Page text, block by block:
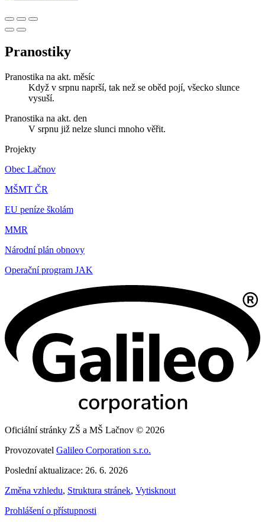
Pranostiky
Pranostika na akt. měsíc
Když v srpnu naprší, tak než se oběd pojí, všecko slunce
vysuší.
Pranostika na akt. den
V srpnu již nelze slunci mnoho věřit.
Projekty
Obec Lačnov
MŠMT ČR
EU peníze školám
MMR
Národní plán obnovy
Operační program JAK
Oficiální stránky ZŠ a MŠ Lačnov © 2026
Provozovatel Galileo Corporation s.r.o.
Poslední aktualizace: 26. 6. 2026
Změna vzhledu, Struktura stránek, Vytisknout
Prohlášení o přístupnosti